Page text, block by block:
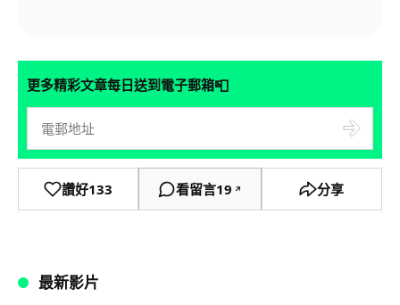
更多精彩文章每日送到電子郵箱📮
讚好133 看留言19 ↗ 分享
最新影片